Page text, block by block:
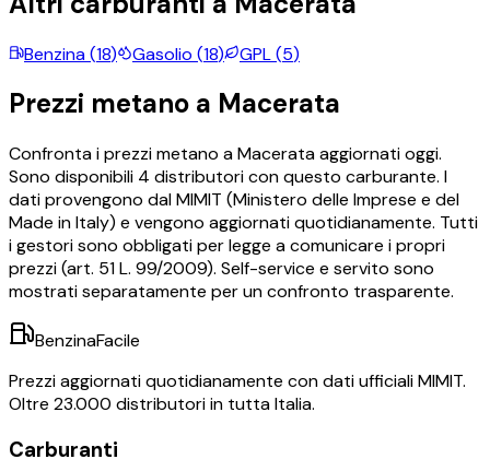
Benzina(18) Gasolio (18) GPL(5)
Prezzi metano a Macerata
Confronta i prezzimetano aMacerataaggiornati oggi.
Sono disponibili 4 distributori con questo carburante. I
dati provengono dal MIMIT (Ministero delle Imprese e del
Made in Italy) e vengono aggiornati quotidianamente. Tutti
i gestori sono obbligati per legge a comunicare i propri
prezzi (art. 51 L. 99/2009). Self-service e servito sono
mostrati separatamente per un confronto trasparente.
BenzinaFacile
Prezzi aggiornati quotidianamente con dati ufficiali MIMIT.
Oltre 23.000 distributori in tutta Italia.
Carburanti